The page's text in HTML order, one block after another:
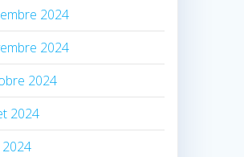
2024
2024
2024
2024
2024